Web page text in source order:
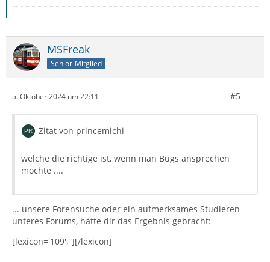
MSFreak
Senior-Mitglied
5. Oktober 2024 um 22:11 #5
Zitat von princemichi
welche die richtige ist, wenn man Bugs ansprechen
möchte ....
... unsere Forensuche oder ein aufmerksames Studieren
unteres Forums, hätte dir das Ergebnis gebracht:
[lexicon='109',''][/lexicon]